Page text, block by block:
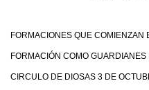
FORMACIONES QUE COMIENZAN
FORMACIÓN COMO GUARDIANES
CIRCULO DE DIOSAS 3 DE